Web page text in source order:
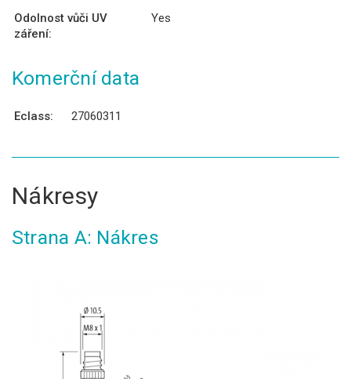
Odolnost vůči UV
záření:
Yes
Komerční data
Eclass: 27060311
Nákresy
Strana A: Nákres